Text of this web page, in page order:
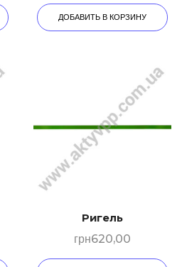
ДОБАВИТЬ В КОРЗИНУ
Ригель
грн620,00